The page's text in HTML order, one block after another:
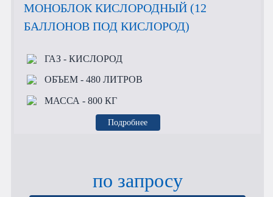
МОНОБЛОК КИСЛОРОДНЫЙ (12
БАЛЛОНОВ ПОД КИСЛОРОД)
ГАЗ- КИСЛОРОД
ОБЪЕМ- 480 ЛИТРОВ
МАССА - 800 КГ
Подробнее
по запросу